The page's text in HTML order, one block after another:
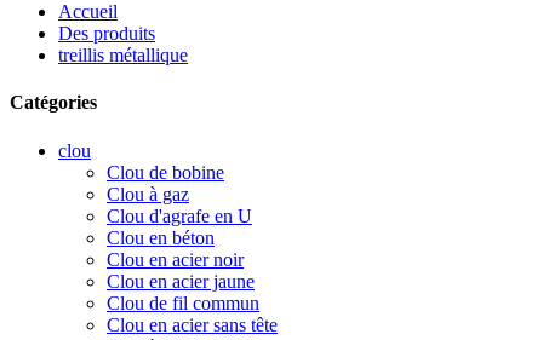
Accueil
Des produits
treillis métallique
Catégories
clou
Clou de bobine
Clou à gaz
Clou d'agrafe en U
Clou en béton
Clou en acier noir
Clou en acier jaune
Clou de fil commun
Clou en acier sans tête